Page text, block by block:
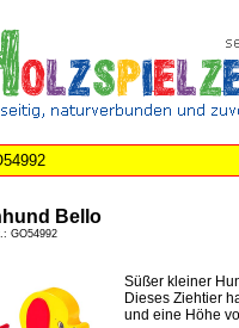
Bello
GO54992
Süßer kleiner
Dieses Ziehtier
und eine Höhe